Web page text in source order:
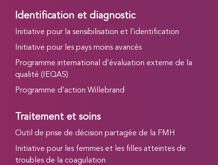
Identification et diagnostic
Initiative pour la sensibilisation et l’identification
Initiative pour les pays moins avancés
Programme international d’évaluation externe de la
qualité (IEQAS)
Programme d’action Willebrand
Traitement et soins
Outil de prise de décision partagée de la FMH
Initiative pour les femmes et les filles atteintes de
troubles de la coagulation